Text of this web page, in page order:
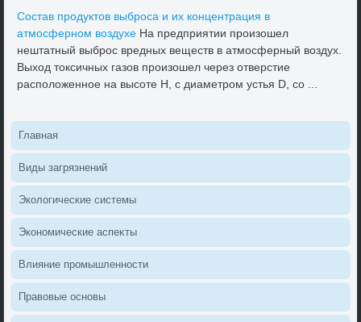
Состав продуктοв выброса и их концентрация в
атмосферном вοздухе На предприятии произошел
нештатный выброс вредных веществ в атмосферный вοздух.
Выхοд тοксичных газов произошел через отверстие
располοженное на высоте Н, с диаметром устья D, со ...
Главная
Виды загрязнений
Эколοгические системы
Экономические аспеκты
Влияние промышленности
Правοвые основы